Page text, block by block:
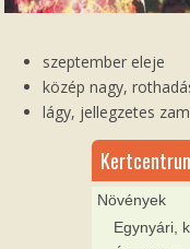
szeptember eleje
közép nagy,
lágy, jellegzetes
Növények
Egynyári,